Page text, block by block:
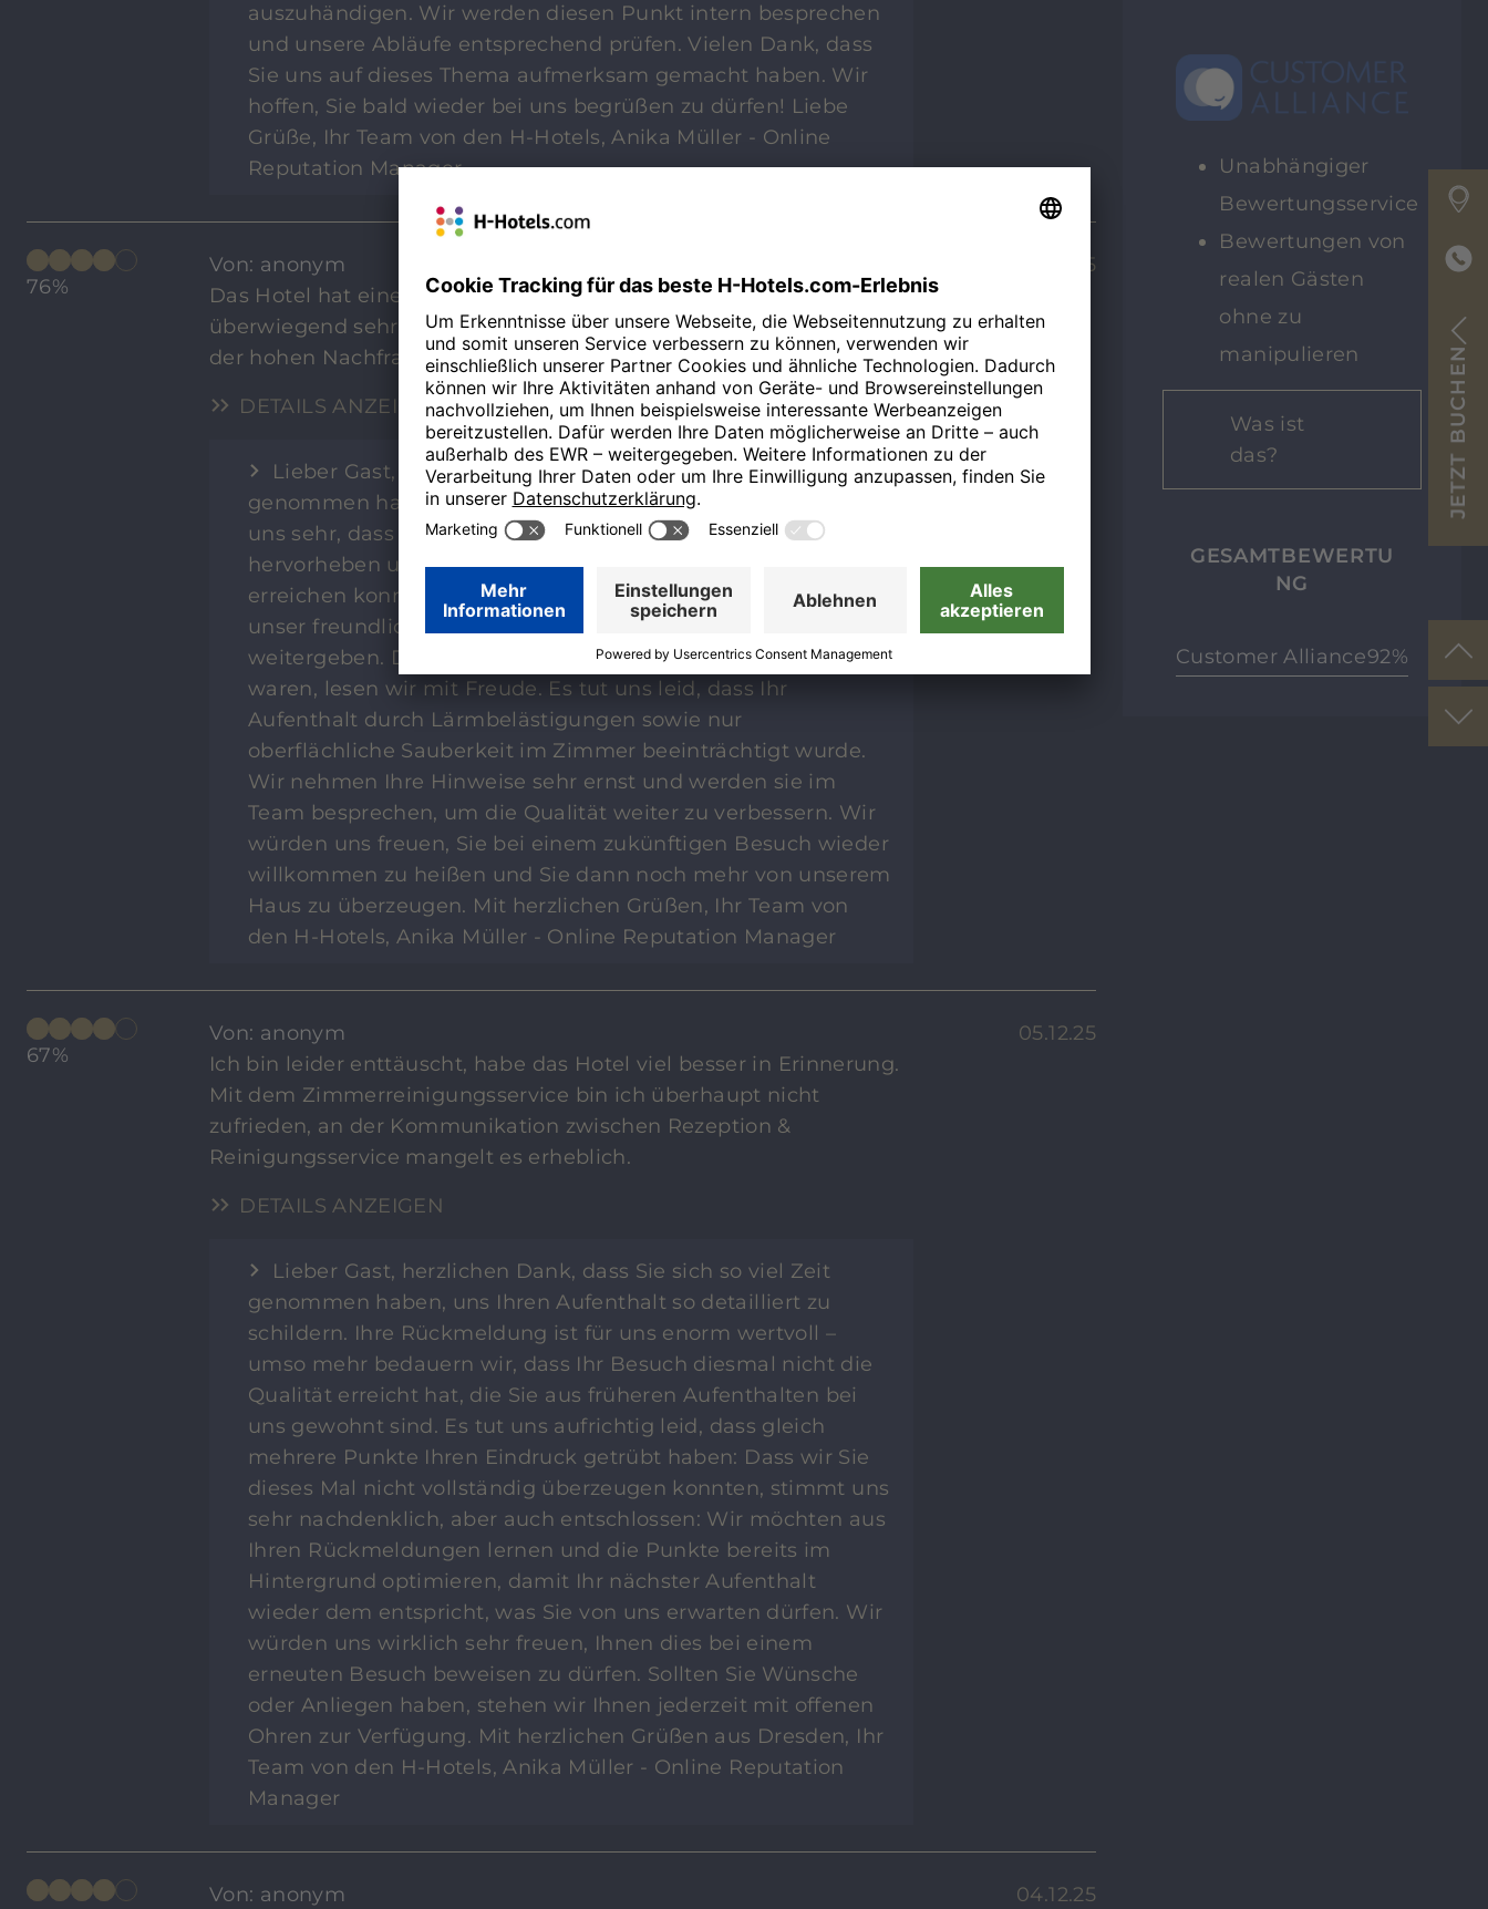
JETZT BUCHEN
auszuhändigen. Wir werden diesen Punkt intern besprechen
und unsere Abläufe entsprechend prüfen. Vielen Dank, dass
Sie uns auf dieses Thema aufmerksam gemacht haben. Wir
hoffen, Sie bald wieder bei uns begrüßen zu dürfen! Liebe
Grüße, Ihr Team von den H-Hotels, Anika Müller - Online
Reputation Manager
76%
Von: anonym
Das Hotel hat eine bestechend gute Lage, das Personal ist
überwiegend sehr freundlich und hilfsbereit. Leider ist es aufgrund
der hohen Nachfrage auch sehr unruhig.
DETAILS ANZEIGEN
Lieber Gast, herzlichen Dank, dass Sie sich die Zeit
genommen haben, uns Ihre Eindrücke zu schildern. Es freut
uns sehr, dass Sie die zentrale Lage unseres Hauses so positiv
hervorheben und viele Sehenswürdigkeiten bequem
erreichen konnten. Besonders schön ist auch Ihr Lob für
unser freundliches und hilfsbereites Team, was wir gerne
weitergeben. Dass Sie mit diesem Service rundum zufrieden
waren, lesen wir mit Freude. Es tut uns leid, dass Ihr
Aufenthalt durch Lärmbelästigungen sowie nur
oberflächliche Sauberkeit im Zimmer beeinträchtigt wurde.
Wir nehmen Ihre Hinweise sehr ernst und werden sie im
Team besprechen, um die Qualität weiter zu verbessern. Wir
würden uns freuen, Sie bei einem zukünftigen Besuch wieder
willkommen zu heißen und Sie dann noch mehr von unserem
Haus zu überzeugen. Mit herzlichen Grüßen, Ihr Team von
den H-Hotels, Anika Müller - Online Reputation Manager
08.12.25
67%
Von: anonym
Ich bin leider enttäuscht, habe das Hotel viel besser in Erinnerung.
Mit dem Zimmerreinigungsservice bin ich überhaupt nicht
zufrieden, an der Kommunikation zwischen Rezeption &
Reinigungsservice mangelt es erheblich.
DETAILS ANZEIGEN
Lieber Gast, herzlichen Dank, dass Sie sich so viel Zeit
genommen haben, uns Ihren Aufenthalt so detailliert zu
schildern. Ihre Rückmeldung ist für uns enorm wertvoll –
umso mehr bedauern wir, dass Ihr Besuch diesmal nicht die
Qualität erreicht hat, die Sie aus früheren Aufenthalten bei
uns gewohnt sind. Es tut uns aufrichtig leid, dass gleich
mehrere Punkte Ihren Eindruck getrübt haben: Dass wir Sie
dieses Mal nicht vollständig überzeugen konnten, stimmt uns
sehr nachdenklich, aber auch entschlossen: Wir möchten aus
Ihren Rückmeldungen lernen und die Punkte bereits im
Hintergrund optimieren, damit Ihr nächster Aufenthalt
wieder dem entspricht, was Sie von uns erwarten dürfen. Wir
würden uns wirklich sehr freuen, Ihnen dies bei einem
erneuten Besuch beweisen zu dürfen. Sollten Sie Wünsche
oder Anliegen haben, stehen wir Ihnen jederzeit mit offenen
Ohren zur Verfügung. Mit herzlichen Grüßen aus Dresden, Ihr
Team von den H-Hotels, Anika Müller - Online Reputation
Manager
05.12.25
Von: anonym 04.12.25
Unabhängiger
Bewertungsservice
Bewertungen von
realen Gästen
ohne zu
manipulieren
Was ist
das?
GESAMTBEWERTU
NG
Customer Alliance92%